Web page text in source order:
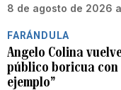
8 de agosto de 2026
FARÁNDULA
Angelo Colina
público boricua con
ejemplo”